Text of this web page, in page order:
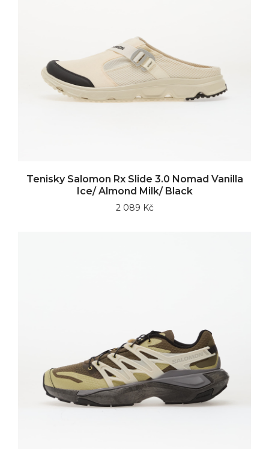
Tenisky Salomon Rx Slide 3.0 Nomad Vanilla
Ice/ Almond Milk/ Black
2 089 Kč